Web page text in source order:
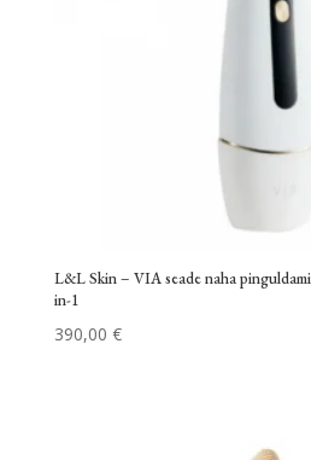
L&L Skin – VIA seade naha
in-1
390,00 €